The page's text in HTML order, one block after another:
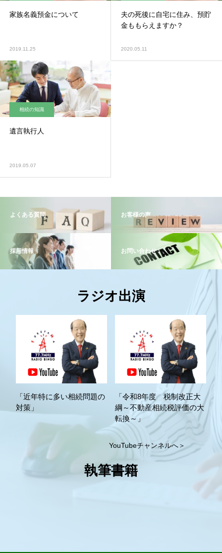
家族名義預金について
2019.11.25
夫の死後に自宅に住み、預貯
金ももらえますか？
2020.05.11
相続の知識
遺言執行人
2019.05.07
よくある質問 お客様の声
採用情報 お問い合わせ
ラジオ出演
「近年特に多い相続問題の
対策」
「令和8年度 税制改正大
綱～不動産相続税評価の大
転換～」
YouTubeチャンネルへ＞
執筆書籍